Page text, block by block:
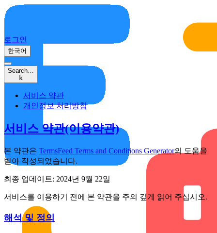
로그인
한국어
Search…
k
서비스 약관
개인정보 처리방침
서비스 약관(이용약관)
본 약관은 TermsFeed Terms and Conditions Generator의 도움을
받아 작성되었습니다.
최종 업데이트: 2024년 9월 22일
서비스를 이용하기 전에 본 약관을 주의 깊게 읽어 주십시오.
해석 및 정의